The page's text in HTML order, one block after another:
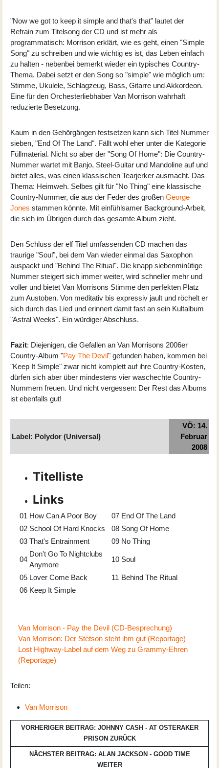
"Now we got to keep it simple and that's that" lautet der
Refrain zum Titelsong der CD und ist mehr als
programmatisch: Morrison erklärt, wie es geht, einen "Simple
Song" zu schreiben und wie wichtig es ist, das Leben einfach
zu halten - nebenbei bemerkt wieder ein typisches Country-
Thema. Dabei setzt er den Song so "simple" wie möglich um:
Stimme, Ukulele, Schlagzeug, Bass, Gitarre und Akkordeon.
Eine für den Orchesterliebhaber Van Morrison wahrhaft
reduzierte Besetzung.
Kaum in den Gehörgängen festsetzen kann sich Titel Nummer
sieben, "End Of The Land". Fällt wohl eher unter die Kategorie
Füllmaterial. Nicht so aber der "Song Of Home": Die Country-
Nummer wartet mit Banjo, Steel-Guitar und Mandoline auf und
bietet alles, was einen klassischen Tearjerker ausmacht. Das
Thema: Heimweh. Selbes gilt für "No Thing" eine klassische
Country-Nummer, die aus der Feder des großen George
Jones stammen könnte. Mit einfühlsamer Background-Arbeit,
die sich im Übrigen durch das gesamte Album zieht.
Den Schluss der elf Titel umfassenden CD machen das
traurige "Soul", bei dem Van wieder einmal das Saxophon
auspackt und "Behind The Ritual". Die knapp siebenminütige
Nummer steigert sich immer weiter, wird schneller mehr und
voller und bietet Van Morrisons Stimme den perfekten Platz
zum Austoben. Von meditativ bis expressiv jault und röchelt er
sich durch das Lied und erinnert damit fast an sein Kultalbum
"Astral Weeks". Ein würdiger Abschluss.
Fazit: Diejenigen, die Gefallen an Van Morrisons 2006er
Country-Album "Pay The Devil" gefunden haben, kommen bei
"Keep It Simple" zwar nicht komplett auf ihre Country-Kosten,
dürfen sich aber über mindestens vier waschechte Country-
Nummern freuen. Und nicht vergessen: Der Rest das Albums
ist ebenfalls gut!
Label: Polydor (Universal)
VÖ: 14.
Februar
2008
Titelliste
Links
01 How Can A Poor Boy 07 End Of The Land
02 School Of Hard Knocks 08 Song Of Home
03 That's Entrainment 09 No Thing
04
Don't Go To Nightclubs
Anymore
10 Soul
05 Lover Come Back 11 Behind The Ritual
06 Keep It Simple
Van Morrison - Pay the Devil (CD-Besprechung)
Van Morrison: Der Stetson steht ihm gut (Reportage)
Lost Highway-Label auf dem Weg zu Grammy-Ehren
(Reportage)
Teilen:
Van Morrison
VORHERIGER BEITRAG: JOHNNY CASH - AT OSTERAKER
PRISON ZURÜCK
NÄCHSTER BEITRAG: ALAN JACKSON - GOOD TIME
WEITER